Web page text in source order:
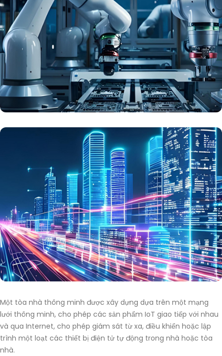
Một tòa nhà thông minh được xây dựng dựa trên một mạng
lưới thông minh, cho phép các sản phẩm IoT giao tiếp với nhau
và qua Internet, cho phép giám sát từ xa, điều khiển hoặc lập
trình một loạt các thiết bị điện tử tự động trong nhà hoặc tòa
nhà.